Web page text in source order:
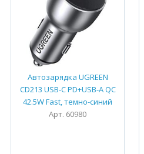
Автозарядка UGREEN
CD213 USB-C PD+USB-A QC
42.5W Fast, темно-синий
Арт. 60980